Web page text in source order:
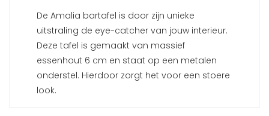
De Amalia bartafel is door zijn unieke
uitstraling de eye-catcher van jouw interieur.
Deze tafel is gemaakt van massief
essenhout 6 cm en staat op een metalen
onderstel. Hierdoor zorgt het voor een stoere
look.